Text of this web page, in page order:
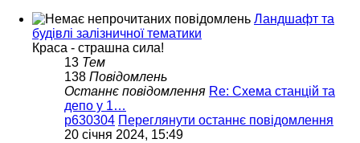
Ландшафт та
будівлі залізничної тематики
Краса - страшна сила!
13 Тем
138 Повідомлень
Останнє повідомлення Re: Схема станцій та
депо у 1…
p630304 Переглянути останнє повідомлення
20 січня 2024, 15:49